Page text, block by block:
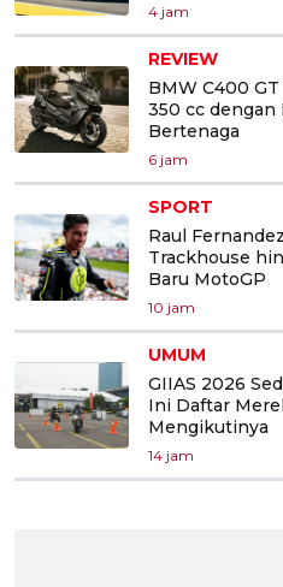
4 jam
REVIEW
BMW C400
350 cc
Bertenaga
6 jam
SPORT
Raul
Trackhouse
Baru MotoGP
10 jam
UMUM
GIIAS 2026
Ini Daftar
Mengikutinya
14 jam